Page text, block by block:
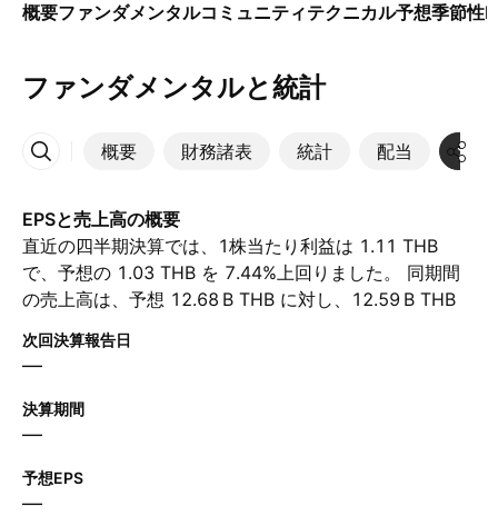
概要ファンダメンタルコミュニティテクニカル予想季節性
ファンダメンタルと統計
概要 財務諸表 統計 配当 決算
その他
EPSと売上高の概要
直近の四半期決算では、1株当たり利益は 1.11 THB
で、予想の 1.03 THB を 7.44%上回りました。 同期間
の売上高は、予想 ‪12.68 B‬ THB に対し、‪12.59 B‬ THB
に達しました。 次の四半期について、アナリストは1株
当たり利益が 1.06 THB、売上高が ‪12.72 B‬ THB と予想
次回決算報告日
—
決算期間
—
予想EPS
—